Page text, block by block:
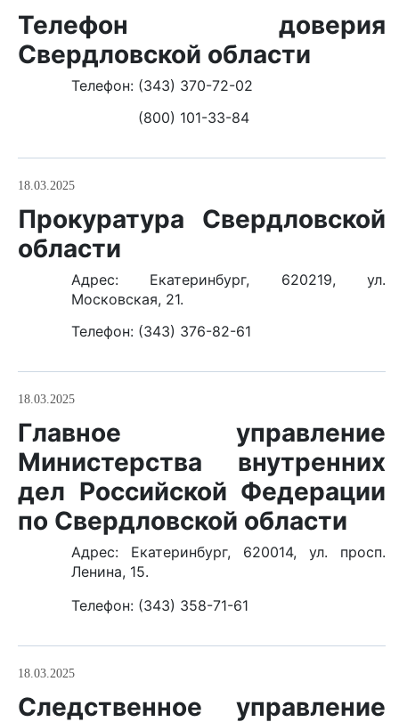
Телефон доверия
Свердловской области
Телефон: (343) 370-72-02
(800) 101-33-84
18.03.2025
Прокуратура Свердловской
области
Адрес: Екатеринбург, 620219, ул.
Московская, 21.
Телефон: (343) 376-82-61
18.03.2025
Главное управление
Министерства внутренних
дел Российской Федерации
по Свердловской области
Адрес: Екатеринбург, 620014, ул. просп.
Ленина, 15.
Телефон: (343) 358-71-61
18.03.2025
Следственное управление